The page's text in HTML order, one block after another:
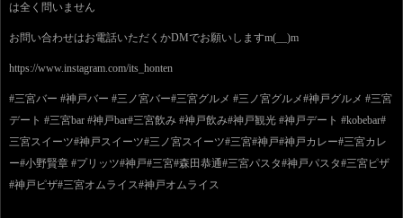
は全く問いません
お問い合わせはお電話いただくかDMでお願いしますm(__)m
https://www.instagram.com/its_honten
#三宮バー #神戸バー #三ノ宮バー#三宮グルメ #三ノ宮グルメ#神戸グルメ #三宮
デート #三宮bar #神戸bar#三宮飲み #神戸飲み#神戸観光 #神戸デート #kobebar#
三宮スイーツ#神戸スイーツ#三ノ宮スイーツ#三宮#神戸#神戸カレー#三宮カレ
ー#小野賢章 #プリッツ#神戸#三宮#森田恭通#三宮パスタ#神戸パスタ#三宮ピザ
#神戸ピザ#三宮オムライス#神戸オムライス